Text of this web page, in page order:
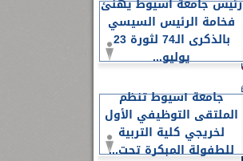
رئيس جامعة أسيوط يهنئ
فخامة الرئيس السيسي
بالذكرى الـ74 لثورة 23
يوليو...
جامعة أسيوط تنظم
الملتقى التوظيفي الأول
لخريجي كلية التربية
للطفولة المبكرة تحت...